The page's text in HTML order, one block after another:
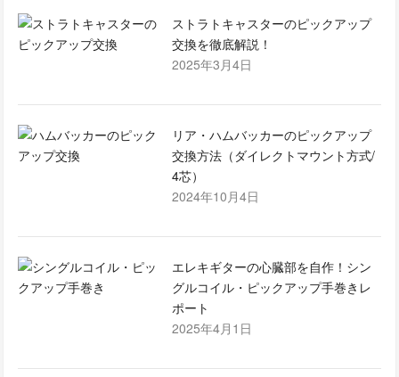
ストラトキャスターのピックアップ
交換を徹底解説！
2025年3月4日
リア・ハムバッカーのピックアップ
交換方法（ダイレクトマウント方式/
4芯）
2024年10月4日
エレキギターの心臓部を自作！シン
グルコイル・ピックアップ手巻きレ
ポート
2025年4月1日